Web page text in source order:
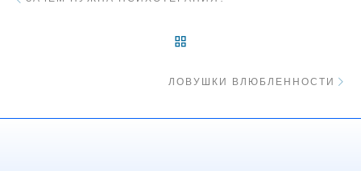
ЛОВУШКИ ВЛЮБЛЕННОСТИ